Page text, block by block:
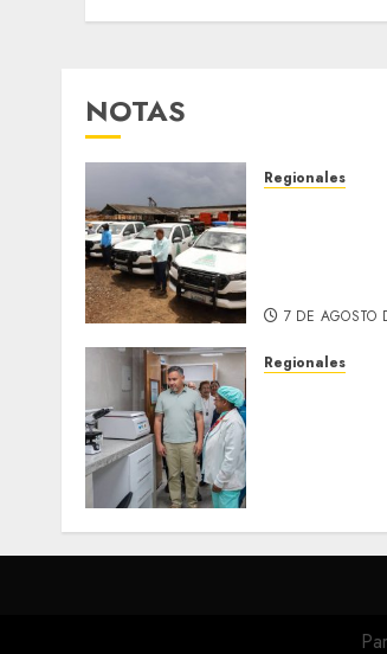
NOTAS
Regionales
7 DE AGOSTO
Regionales
5 DE AGOSTO